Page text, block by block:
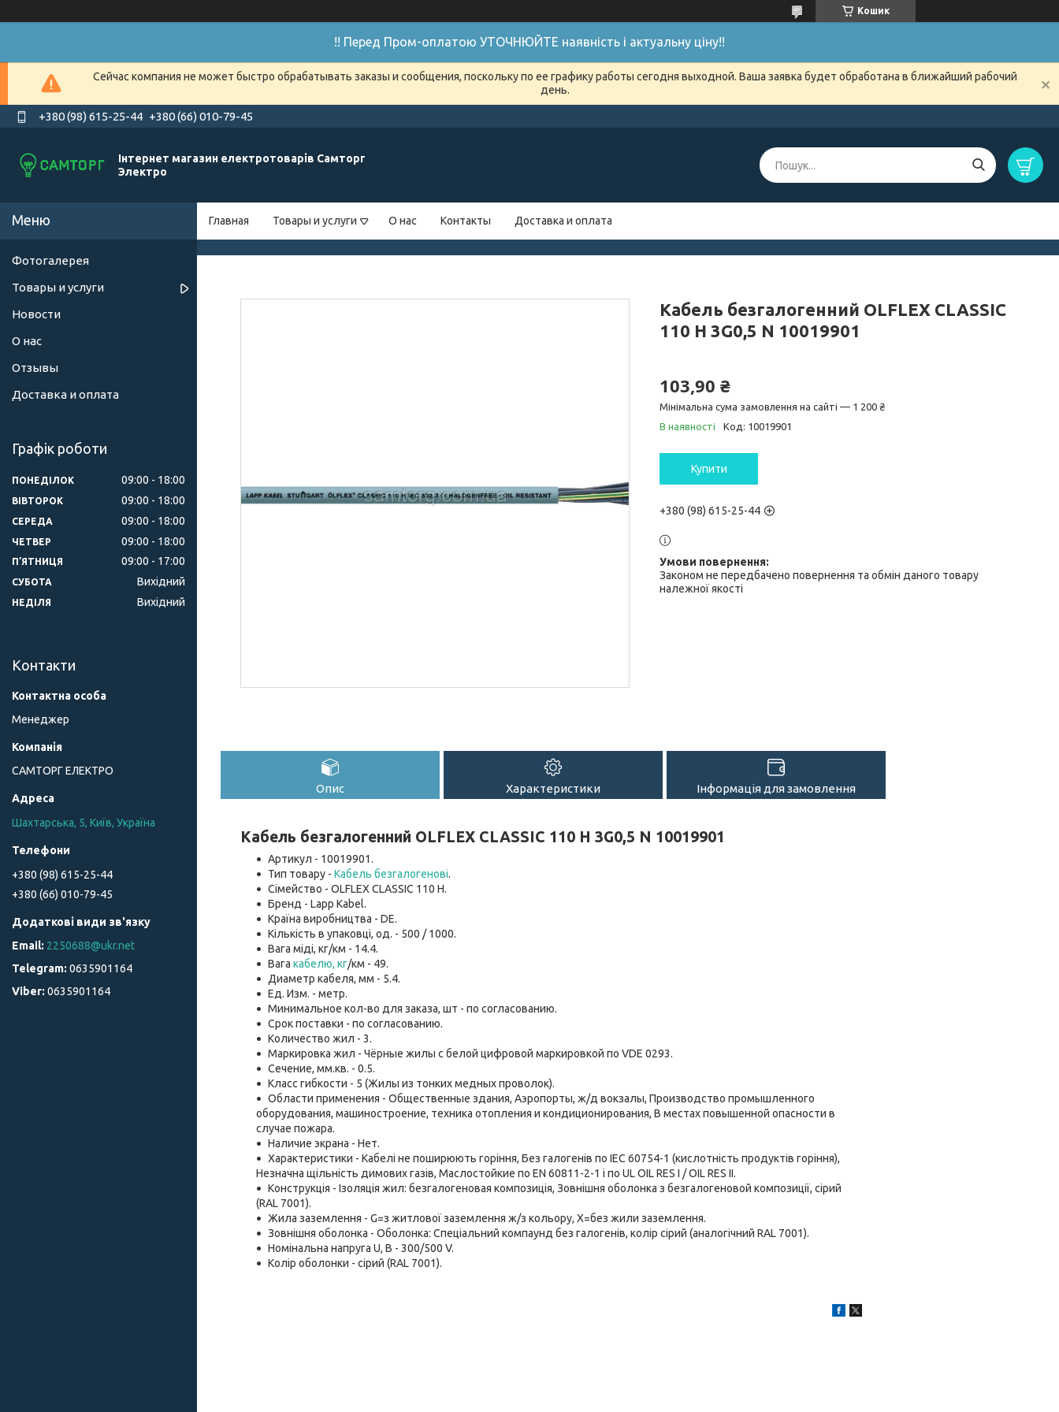
Кошик
!! Перед Пром-оплатою УТОЧНЮЙТЕ наявність і актуальну ціну!!
Сейчас компания не может быстро обрабатывать заказы и сообщения, поскольку по ее графику работы сегодня выходной. Ваша заявка будет обработана в ближайший рабочий
день.
+380 (98) 615-25-44 +380 (66) 010-79-45
Інтернет магазин електротоварів Самторг
Электро
Главная Товары и услуги О нас Контакты Доставка и оплата
Кабель безгалогенний OLFLEX CLASSIC
110 H 3G0,5 N 10019901
103,90 ₴
Мінімальна сума замовлення на сайті — 1 200 ₴
В наявності
Код: 10019901
Купити
+380 (98) 615-25-44
Законом не передбачено повернення та обмін даного товару
належної якості
Опис Характеристики Інформація для замовлення
Кабель безгалогенний OLFLEX CLASSIC 110 H 3G0,5 N 10019901
Артикул - 10019901.
Тип товару - Кабель безгалогенові.
Сімейство - OLFLEX CLASSIC 110 H.
Бренд - Lapp Kabel.
Країна виробництва - DE.
Кількість в упаковці, од. - 500 / 1000.
Вага міді, кг/км - 14.4.
Вага кабелю, кг/км - 49.
Диаметр кабеля, мм - 5.4.
Ед. Изм. - метр.
Минимальное кол-во для заказа, шт - по согласованию.
Срок поставки - по согласованию.
Количество жил - 3.
Маркировка жил - Чёрные жилы с белой цифровой маркировкой по VDE 0293.
Сечение, мм.кв. - 0.5.
Класс гибкости - 5 (Жилы из тонких медных проволок).
Области применения - Общественные здания, Аэропорты, ж/д вокзалы, Производство промышленного
оборудования, машиностроение, техника отопления и кондиционирования, В местах повышенной опасности в
случае пожара.
Наличие экрана - Нет.
Характеристики - Кабелі не поширюють горіння, Без галогенів по IEC 60754-1 (кислотність продуктів горіння),
Незначна щільність димових газів, Маслостойкие по EN 60811-2-1 і по UL OIL RES I / OIL RES II.
Конструкція - Ізоляція жил: безгалогеновая композиція, Зовнішня оболонка з безгалогеновой композиції, сірий
(RAL 7001).
Жила заземлення - G=з житлової заземлення ж/з кольору, Х=без жили заземлення.
Зовнішня оболонка - Оболонка: Спеціальний компаунд без галогенів, колір сірий (аналогічний RAL 7001).
Номінальна напруга U, В - 300/500 V.
Колір оболонки - сірий (RAL 7001).
Фотогалерея
Товары и услуги
Новости
О нас
Отзывы
Доставка и оплата
Графік роботи
ПОНЕДІЛОК 09:00 18:00
ВІВТОРОК 09:00 18:00
СЕРЕДА 09:00 18:00
ЧЕТВЕР 09:00 18:00
ПʼЯТНИЦЯ 09:00 17:00
СУБОТА Вихідний
НЕДІЛЯ Вихідний
Контакти
Менеджер
САМТОРГ ЕЛЕКТРО
Шахтарська, 5, Київ, Україна
+380 (98) 615-25-44
+380 (66) 010-79-45
2250688@ukr.net
0635901164
0635901164